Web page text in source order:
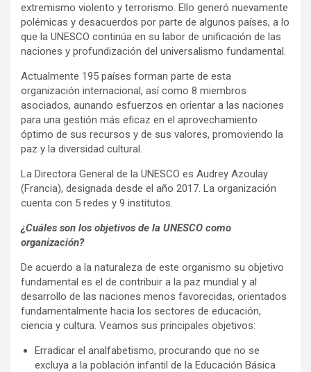
extremismo violento y terrorismo. Ello generó nuevamente
polémicas y desacuerdos por parte de algunos países, a lo
que la UNESCO continúa en su labor de unificación de las
naciones y profundización del universalismo fundamental.
Actualmente 195 países forman parte de esta
organización internacional, así como 8 miembros
asociados, aunando esfuerzos en orientar a las naciones
para una gestión más eficaz en el aprovechamiento
óptimo de sus recursos y de sus valores, promoviendo la
paz y la diversidad cultural.
La Directora General de la UNESCO es Audrey Azoulay
(Francia), designada desde el año 2017. La organización
cuenta con 5 redes y 9 institutos.
¿Cuáles son los objetivos de la UNESCO como
organización?
De acuerdo a la naturaleza de este organismo su objetivo
fundamental es el de contribuir a la paz mundial y al
desarrollo de las naciones menos favorecidas, orientados
fundamentalmente hacia los sectores de educación,
ciencia y cultura. Veamos sus principales objetivos:
Erradicar el analfabetismo, procurando que no se
excluya a la población infantil de la Educación Básica